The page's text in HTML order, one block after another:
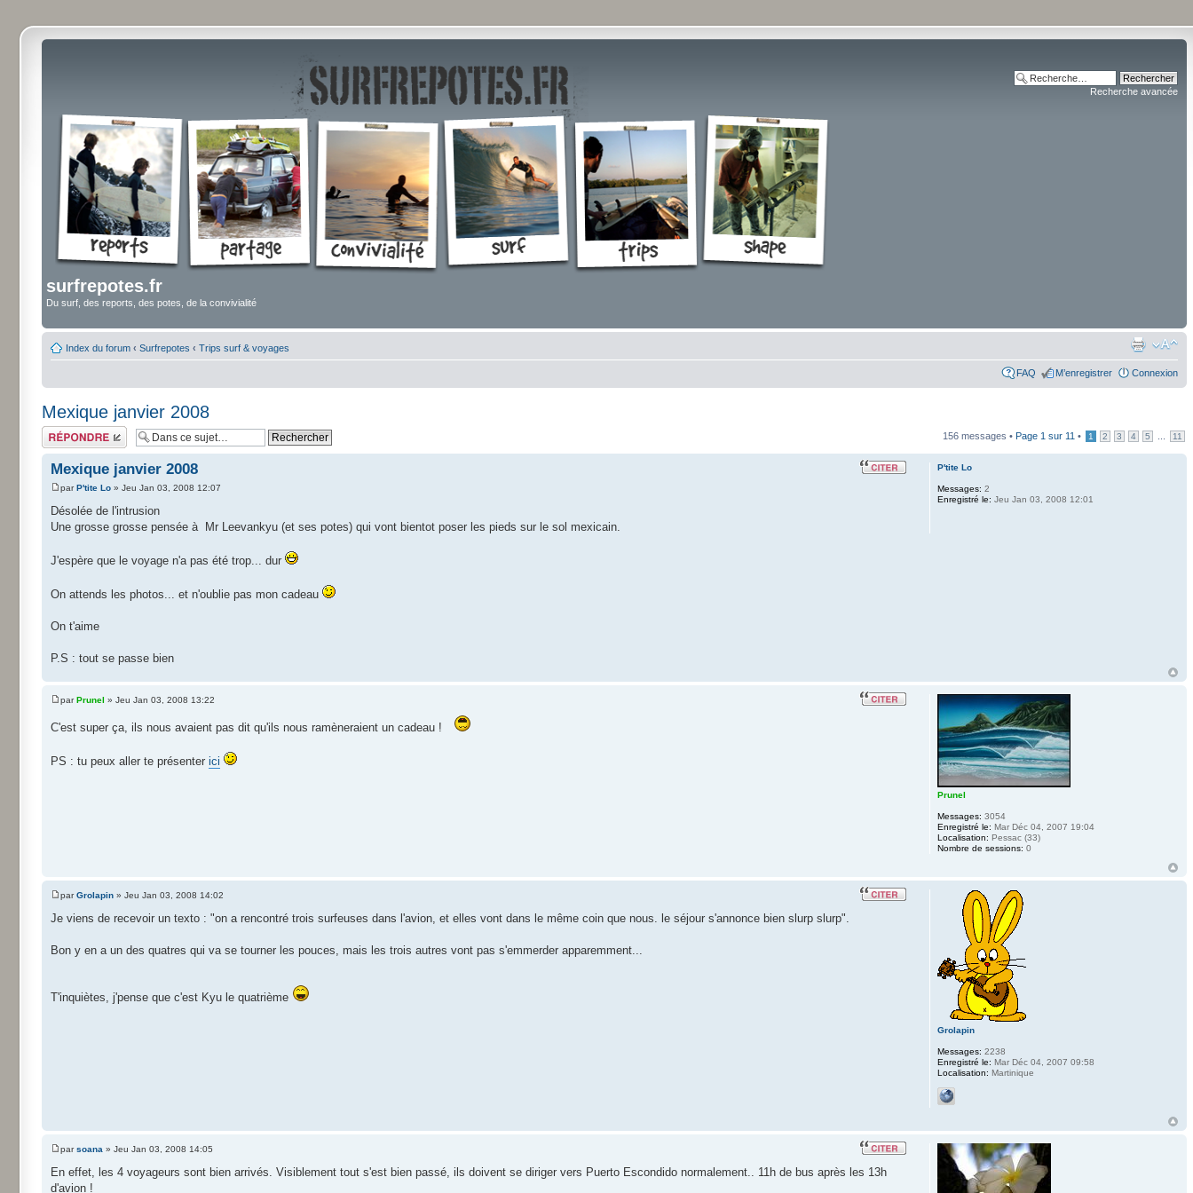
surfrepotes.fr
Du surf, des reports, des potes, de la convivialité
Recherche avancée
Index du forum ‹ Surfrepotes ‹ Trips surf & voyages
FAQ M’enregistrer Connexion
Mexique janvier 2008
Répondre 156 messages • Page 1 sur 11 • 1 2 3 4 5 11
Mexique janvier 2008
parP'tite Lo » Jeu Jan 03, 2008 12:07
Désolée de l'intrusion
Une grosse grosse pensée à Mr Leevankyu (et ses potes) qui vont bientot poser les pieds sur le sol mexicain.
J'espère que le voyage n'a pas été trop... dur
On attends les photos... et n'oublie pas mon cadeau
On t'aime
P.S : tout se passe bien
P'tite Lo
Messages: 2
Enregistré le: Jeu Jan 03, 2008 12:01
parPrunel » Jeu Jan 03, 2008 13:22
C'est super ça, ils nous avaient pas dit qu'ils nous ramèneraient un cadeau !
PS : tu peux aller te présenter ici
Prunel
Messages: 3054
Enregistré le: Mar Déc 04, 2007 19:04
Localisation: Pessac (33)
Nombre de sessions: 0
parGrolapin » Jeu Jan 03, 2008 14:02
Je viens de recevoir un texto : "on a rencontré trois surfeuses dans l'avion, et elles vont dans le même coin que nous. le séjour s'annonce bien slurp slurp".
Bon y en a un des quatres qui va se tourner les pouces, mais les trois autres vont pas s'emmerder apparemment...
T'inquiètes, j'pense que c'est Kyu le quatrième
Grolapin
Messages: 2238
Enregistré le: Mar Déc 04, 2007 09:58
Localisation: Martinique
parsoana » Jeu Jan 03, 2008 14:05
En effet, les 4 voyageurs sont bien arrivés. Visiblement tout s'est bien passé, ils doivent se diriger vers Puerto Escondido normalement.. 11h de bus après les 13h
d'avion !